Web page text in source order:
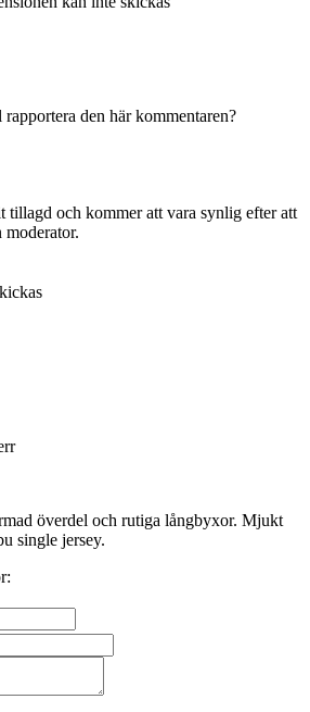
den här kommentaren?
och kommer att vara synlig efter att
överdel och rutiga långbyxor. Mjukt
single jersey.